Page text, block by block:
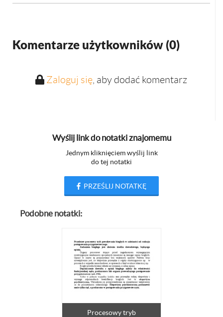
Komentarze użytkowników (0)
Zaloguj się, aby dodać komentarz
Wyślij link do notatki znajomemu
Jednym kliknięciem wyślij link
do tej notatki
PRZEŚLIJ NOTATKĘ
Podobne notatki:
Procesowy tryb